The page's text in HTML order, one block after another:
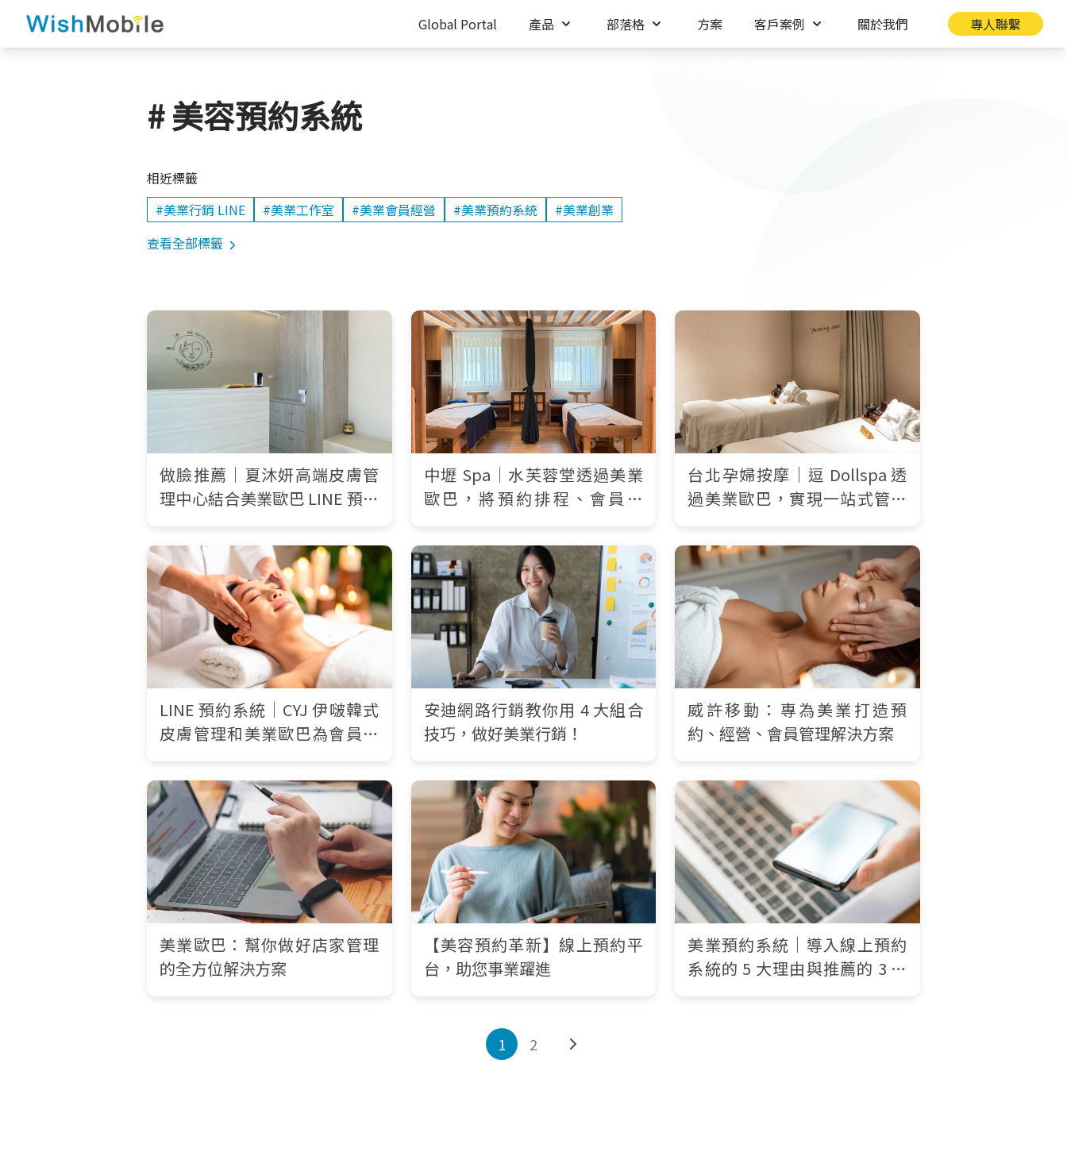
Global Portal 產品 部落格 方案 客戶案例 關於我們 專人聯繫
# 美容預約系統
相近標籤
#美業行銷 LINE
#美業工作室 #美業會員經營 #美業預約系統
#美業創業
查看全部標籤
做臉推薦｜夏沐妍高端皮膚管
理中心結合美業歐巴 LINE 預約
體驗
中壢 Spa｜水芙蓉堂透過美業
歐巴，將預約排程、會員經
位化！
台北孕婦按摩｜逗 Dollspa 透
過美業歐巴，實現一站式管理
LINE 預約系統｜CYJ 伊啵韓式
皮膚管理和美業歐巴為會員打
安迪網路行銷教你用 4 大組合
技巧，做好美業行銷！
威許移動：專為美業打造預
約、經營、會員管理解決方案
美業歐巴：幫你做好店家管理
的全方位解決方案
【美容預約革新】線上預約平
台，助您事業躍進
美業預約系統｜導入線上預約
系統的 5 大理由與推薦的 3 大
1 2